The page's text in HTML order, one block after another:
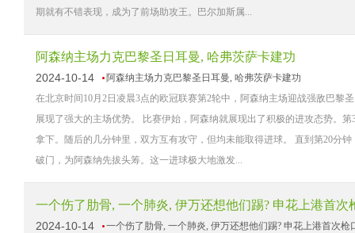
期就有不错表现，成为了前场助攻王。巴尔加斯属...
阿森纳主场力克巴黎圣日耳曼, 哈弗茨萨卡建功
2024-10-14
阿森纳主场力克巴黎圣日耳曼, 哈弗茨萨卡建功
在北京时间10月2日凌晨3点的欧冠联赛第2轮中，阿森纳主场迎战强敌巴黎
展现了强大的主场优势。 比赛伊始，阿森纳就展现出了积极的进攻态势。
拿下。随后的几分钟里，双方互有攻守，但均未能取得进球。 直到第20分
破门，为阿森纳先拔头筹。这一进球极大地激发...
一个伤了肋骨, 一个肺炎, 伊万还想他们踢? 申花上港首次
2024-10-14
一个伤了肋骨, 一个肺炎, 伊万还想他们踢? 申花上港首次枪